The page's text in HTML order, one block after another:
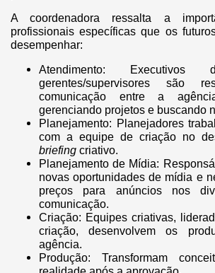
A coordenadora ressalta a
profissionais específicas que os
desempenhar:
Atendimento:
gerentes/supervisores são
comunicação entre a
gerenciando projetos e buscando
Planejamento: Planejadores
com a equipe de criação no
briefing criativo.
Planejamento de Mídia:
novas oportunidades de mídia e
preços para anúncios nos
comunicação.
Criação: Equipes criativas,
criação, desenvolvem os
agência.
Produção: Transformam